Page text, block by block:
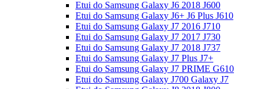
Etui do Samsung Galaxy J6 2018 J600
Etui do Samsung Galaxy J6+ J6 Plus J610
Etui do Samsung Galaxy J7 2016 J710
Etui do Samsung Galaxy J7 2017 J730
Etui do Samsung Galaxy J7 2018 J737
Etui do Samsung Galaxy J7 Plus J7+
Etui do Samsung Galaxy J7 PRIME G610
Etui do Samsung Galaxy J700 Galaxy J7